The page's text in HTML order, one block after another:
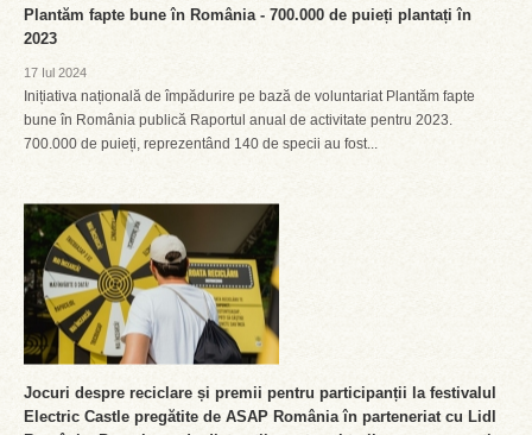
Plantăm fapte bune în România - 700.000 de puieți plantați în
2023
17 Iul 2024
Inițiativa națională de împădurire pe bază de voluntariat Plantăm fapte
bune în România publică Raportul anual de activitate pentru 2023.
700.000 de puieți, reprezentând 140 de specii au fost...
Jocuri despre reciclare și premii pentru participanții la festivalul
Electric Castle pregătite de ASAP România în parteneriat cu Lidl